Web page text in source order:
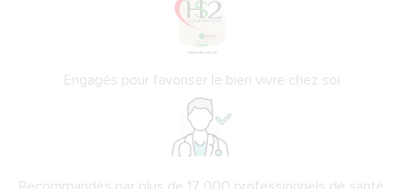
Engagés pour favoriser le bien vivre chez soi